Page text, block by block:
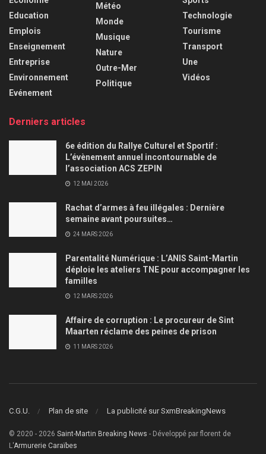
Education
Emplois
Enseignement
Entreprise
Environnement
Evénement
Météo
Monde
Musique
Nature
Outre-Mer
Politique
Technologie
Tourisme
Transport
Une
Vidéos
Derniers articles
6e édition du Rallye Culturel et Sportif :
L’évènement annuel incontournable de
l’association ACS ZEPIN
12 MAI 2026
Rachat d’armes à feu illégales : Dernière
semaine avant poursuites…
24 MARS 2026
Parentalité Numérique : L’ANIS Saint-Martin
déploie les ateliers TNE pour accompagner les
familles
12 MARS 2026
Affaire de corruption : Le procureur de Sint
Maarten réclame des peines de prison
11 MARS 2026
C.G.U. Plan de site La publicité sur SxmBreakingNews
© 2020 - 2026 Saint-Martin Breaking News - Développé par florent de
L'Armurerie Caraïbes